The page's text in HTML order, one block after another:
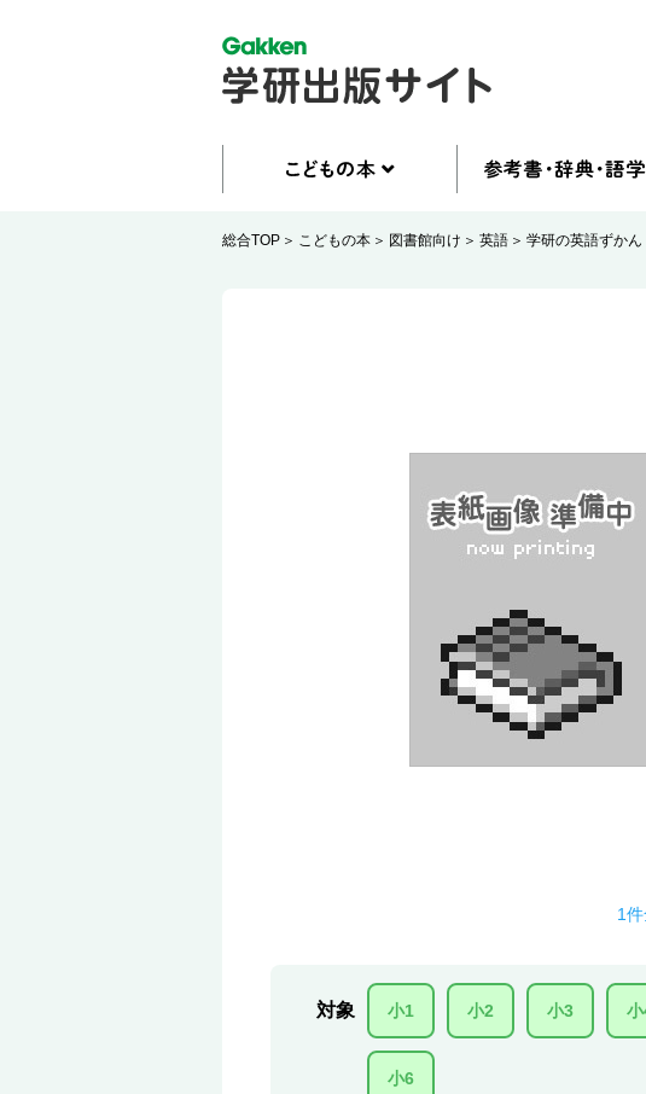
総合TOP こどもの本 図書館向け 英語 学研の英語ずか
1
対象 小1 小2 小3
小6